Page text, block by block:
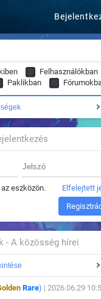
Felhasználókban
Paklikban
eszközön. Elfelejtett
- A közösség hírei
Rare) | 2026.06.29